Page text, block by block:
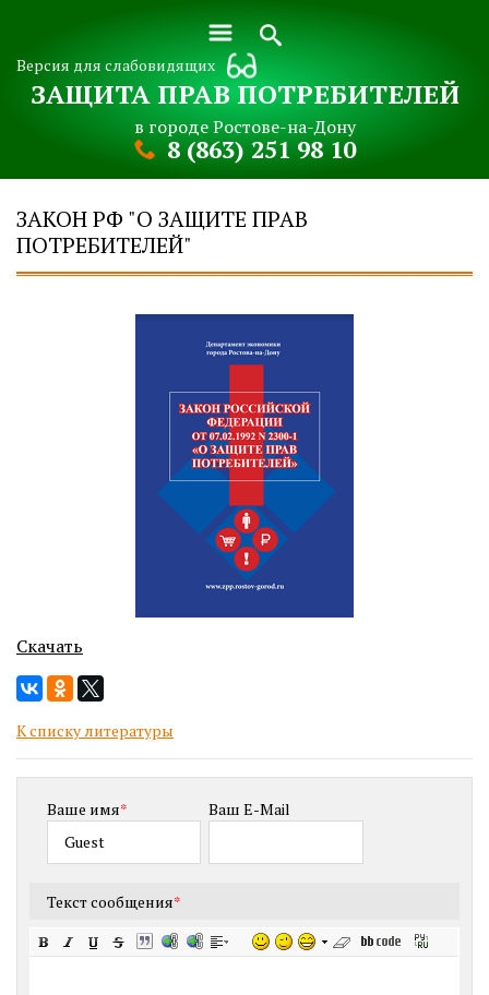
Версия для слабовидящих
ЗАЩИТА ПРАВ ПОТРЕБИТЕЛЕЙ
в городе Ростове-на-Дону
8 (863) 251 98 10
ЗАКОН РФ "О ЗАЩИТЕ ПРАВ
ПОТРЕБИТЕЛЕЙ"
Скачать
К списку литературы
Ваше имя* Ваш E-Mail
Текст сообщения*